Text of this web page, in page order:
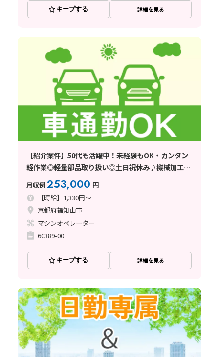
キープする 詳細を見る
【紹介案件】50代も活躍中！未経験もOK・カンタン
軽作業◎軽量部品取り扱い◎土日祝休み♪機械加工/
機械オペレーター/材料
月収例253,000 円
【時給】1,330円～
京都府福知山市
マシンオペレーター
60389-00
キープする 詳細を見る